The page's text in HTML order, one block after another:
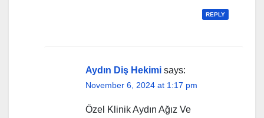
REPLY
Aydın Diş Hekimi says:
November 6, 2024 at 1:17 pm
Özel Klinik Aydın Ağız Ve